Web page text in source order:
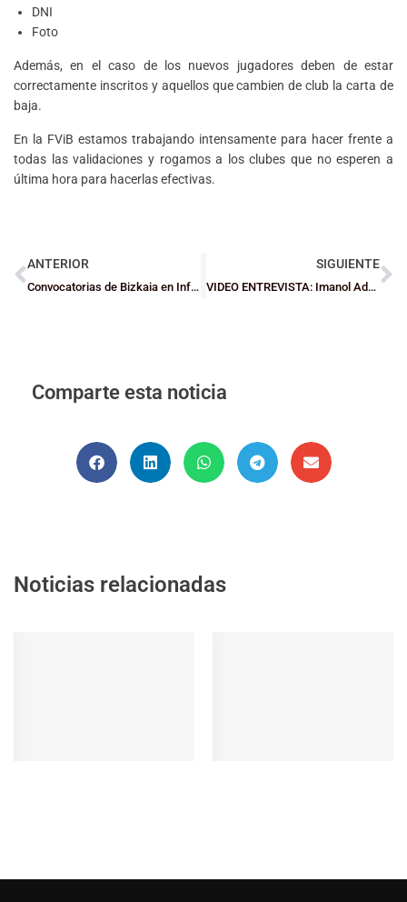
DNI
Foto
Además, en el caso de los nuevos jugadores deben de estar
correctamente inscritos y aquellos que cambien de club la carta de
baja.
En la FViB estamos trabajando intensamente para hacer frente a
todas las validaciones y rogamos a los clubes que no esperen a
última hora para hacerlas efectivas.
ANTERIOR
Convocatorias de Bizkaia en Infantiles y Cadetes
SIGUIENTE
VIDEO ENTREVISTA: Imanol Adán, entrenador del Getxo SBT
Comparte esta noticia
Noticias relacionadas